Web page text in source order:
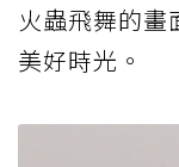
火蟲飛舞的
美好時光。